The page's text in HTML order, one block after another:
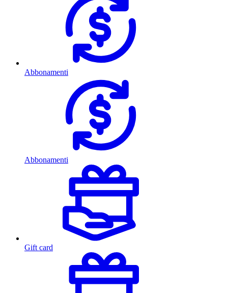
Abbonamenti
Abbonamenti
Gift card